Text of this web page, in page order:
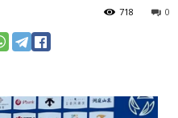
0
718